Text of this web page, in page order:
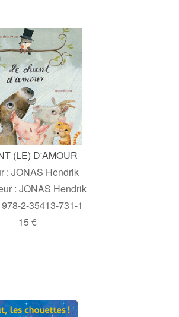
(LE) D'AMOUR
: JONAS Hendrik
: JONAS Hendrik
2-35413-731-1
15 €